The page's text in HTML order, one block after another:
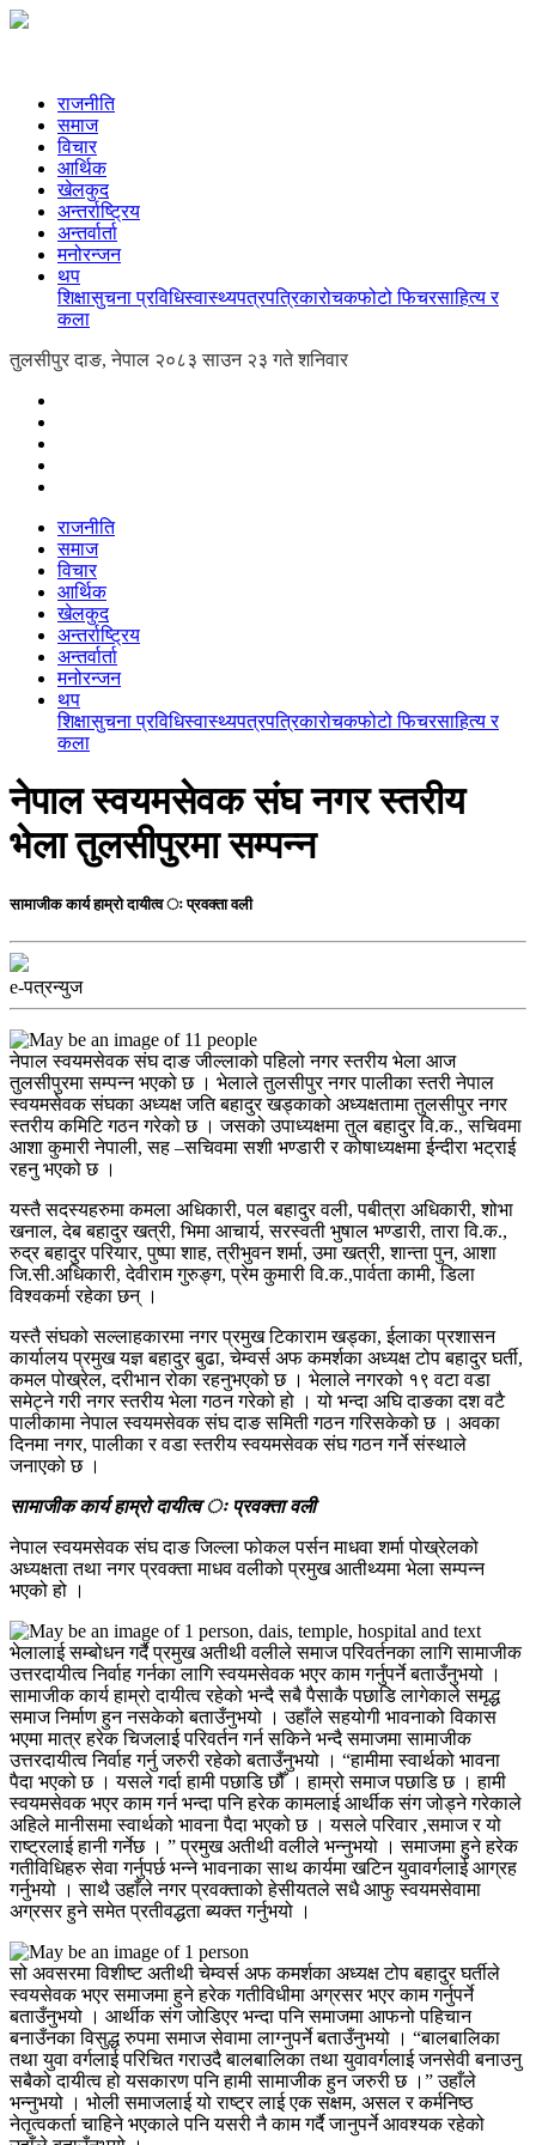
राजनीति
समाज
विचार
आर्थिक
खेलकुद
अन्तर्राष्ट्रिय
अन्तर्वार्ता
मनोरन्जन
थप
शिक्षासुचना प्रविधिस्वास्थ्यपत्रपत्रिकारोचकफोटो फिचरसाहित्य र
कला
तुलसीपुर दाङ, नेपाल २०८३ साउन २३ गते शनिवार
राजनीति
समाज
विचार
आर्थिक
खेलकुद
अन्तर्राष्ट्रिय
अन्तर्वार्ता
मनोरन्जन
थप
शिक्षासुचना प्रविधिस्वास्थ्यपत्रपत्रिकारोचकफोटो फिचरसाहित्य र
कला
नेपाल स्वयमसेवक संघ नगर स्तरीय
भेला तुलसीपुरमा सम्पन्न
सामाजीक कार्य हाम्रो दायीत्व ः प्रवक्ता वली
e-पत्रन्युज
नेपाल स्वयमसेवक संघ दाङ जील्लाको पहिलो नगर स्तरीय भेला आज
तुलसीपुरमा सम्पन्न भएको छ । भेलाले तुलसीपुर नगर पालीका स्तरी नेपाल
स्वयमसेवक संघका अध्यक्ष जति बहादुर खड्काको अध्यक्षतामा तुलसीपुर नगर
स्तरीय कमिटि गठन गरेको छ । जसको उपाध्यक्षमा तुल बहादुर वि.क., सचिवमा
आशा कुमारी नेपाली, सह –सचिवमा सशी भण्डारी र कोषाध्यक्षमा ईन्दीरा भट्राई
रहनु भएको छ ।
यस्तै सदस्यहरुमा कमला अधिकारी, पल बहादुर वली, पबीत्रा अधिकारी, शोभा
खनाल, देब बहादुर खत्री, भिमा आचार्य, सरस्वती भुषाल भण्डारी, तारा वि.क.,
रुद्र बहादुर परियार, पुष्पा शाह, त्रीभुवन शर्मा, उमा खत्री, शान्ता पुन, आशा
जि.सी.अधिकारी, देवीराम गुरुङ्ग, प्रेम कुमारी वि.क.,पार्वता कामी, डिला
विश्वकर्मा रहेका छन् ।
यस्तै संघको सल्लाहकारमा नगर प्रमुख टिकाराम खड्का, ईलाका प्रशासन
कार्यालय प्रमुख यज्ञ बहादुर बुढा, चेम्वर्स अफ कमर्शका अध्यक्ष टोप बहादुर घर्ती,
कमल पोख्रेल, दरीभान रोका रहनुभएको छ । भेलाले नगरको १९ वटा वडा
समेट्ने गरी नगर स्तरीय भेला गठन गरेको हो । यो भन्दा अघि दाङका दश वटै
पालीकामा नेपाल स्वयमसेवक संघ दाङ समिती गठन गरिसकेको छ । अवका
दिनमा नगर, पालीका र वडा स्तरीय स्वयमसेवक संघ गठन गर्ने संस्थाले
जनाएको छ ।
सामाजीक कार्य हाम्रो दायीत्व ः प्रवक्ता वली
नेपाल स्वयमसेवक संघ दाङ जिल्ला फोकल पर्सन माधवा शर्मा पोख्रेलको
अध्यक्षता तथा नगर प्रवक्ता माधव वलीको प्रमुख आतीथ्यमा भेला सम्पन्न
भएको हो ।
भेलालाई सम्बोधन गर्दै प्रमुख अतीथी वलीले समाज परिवर्तनका लागि सामाजीक
उत्तरदायीत्व निर्वाह गर्नका लागि स्वयमसेवक भएर काम गर्नुपर्ने बताउँनुभयो ।
सामाजीक कार्य हाम्रो दायीत्व रहेको भन्दै सबै पैसाकै पछाडि लागेकाले समृद्ध
समाज निर्माण हुन नसकेको बताउँनुभयो । उहाँले सहयोगी भावनाको विकास
भएमा मात्र हरेक चिजलाई परिवर्तन गर्न सकिने भन्दै समाजमा सामाजीक
उत्तरदायीत्व निर्वाह गर्नु जरुरी रहेको बताउँनुभयो । “हामीमा स्वार्थको भावना
पैदा भएको छ । यसले गर्दा हामी पछाडि छौँ । हाम्रो समाज पछाडि छ । हामी
स्वयमसेवक भएर काम गर्न भन्दा पनि हरेक कामलाई आर्थीक संग जोड्ने गरेकाले
अहिले मानीसमा स्वार्थको भावना पैदा भएको छ । यसले परिवार ,समाज र यो
राष्ट्रलाई हानी गर्नेछ । ” प्रमुख अतीथी वलीले भन्नुभयो । समाजमा हुने हरेक
गतीविधिहरु सेवा गर्नुपर्छ भन्ने भावनाका साथ कार्यमा खटिन युवावर्गलाई आग्रह
गर्नुभयो । साथै उहाँले नगर प्रवक्ताको हेसीयतले सधै आफु स्वयमसेवामा
अग्रसर हुने समेत प्रतीवद्धता ब्यक्त गर्नुभयो ।
सो अवसरमा विशीष्ट अतीथी चेम्वर्स अफ कमर्शका अध्यक्ष टोप बहादुर घर्तीले
स्वयसेवक भएर समाजमा हुने हरेक गतीविधीमा अग्रसर भएर काम गर्नुपर्ने
बताउँनुभयो । आर्थीक संग जोडिएर भन्दा पनि समाजमा आफनो पहिचान
बनाउँनका विसुद्ध रुपमा समाज सेवामा लाग्नुपर्ने बताउँनुभयो । “बालबालिका
तथा युवा वर्गलाई परिचित गराउदै बालबालिका तथा युवावर्गलाई जनसेवी बनाउनु
सबैको दायीत्व हो यसकारण पनि हामी सामाजीक हुन जरुरी छ ।” उहाँले
भन्नुभयो । भोली समाजलाई यो राष्ट्र लाई एक सक्षम, असल र कर्मनिष्ठ
नेतृत्वकर्ता चाहिने भएकाले पनि यसरी नै काम गर्दै जानुपर्ने आवश्यक रहेको